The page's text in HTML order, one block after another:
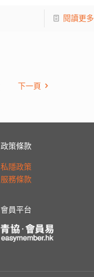
閱讀更多
下一頁
政策條款
私隱政策
服務條款
會員平台